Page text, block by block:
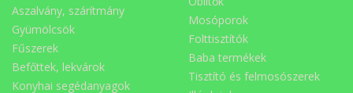
Aszalvány, szárítmány
Gyümölcsök
Fűszerek
Befőttek, lekvárok
Konyhai segédanyagok
Mosóporok
Folttisztítók
Baba termékek
Tisztító és felmosószerek